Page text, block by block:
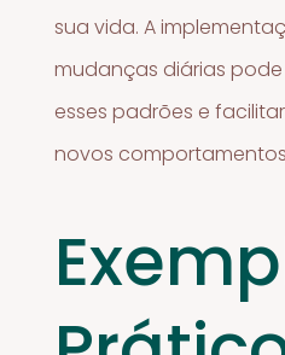
sua vida. A
mudanças diárias
esses padrões e
novos